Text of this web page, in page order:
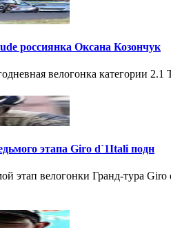
россиянка Оксана Козончук
велогонка категории
этапа Giro d`1Itali подн
этап велогонки Гранд-тура